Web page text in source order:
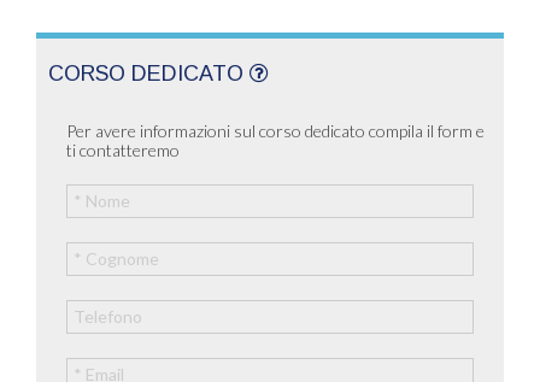
CORSO DEDICATO
Per avere informazioni sul corso dedicato compila il form e
ti contatteremo